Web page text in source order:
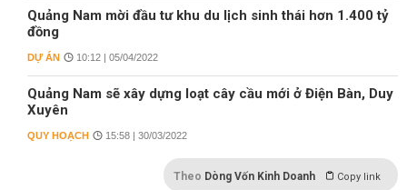
Quảng Nam mời đầu tư khu du lịch sinh thái hơn 1.400 tỷ
đồng
DỰ ÁN 10:12 | 05/04/2022
Quảng Nam sẽ xây dựng loạt cây cầu mới ở Điện Bàn, Duy
Xuyên
QUY HOẠCH 15:58 | 30/03/2022
Theo Dòng Vốn Kinh Doanh Copy link